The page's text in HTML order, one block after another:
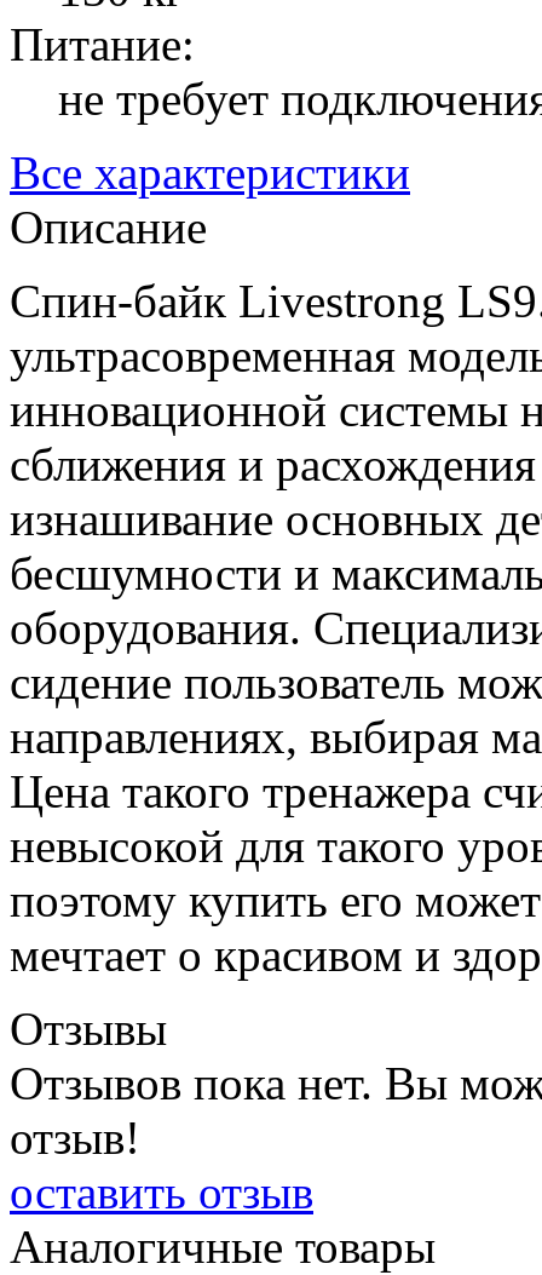
Питание:
не требует
Все характеристики
Описание
Спин-байк Livestrong
ультрасовременная
инновационной системы
сближения и
изнашивание основных
бесшумности и
оборудования.
сидение пользователь
направлениях, выбирая
Цена такого тренажера
невысокой для такого
поэтому купить его
мечтает о красивом и
Отзывы
Отзывов пока нет. Вы
отзыв!
оставить отзыв
Аналогичные товары